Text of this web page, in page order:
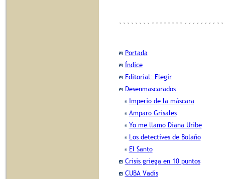
Portada
Índice
Editorial: Elegir
Desenmascarados:
Imperio de la máscara
Amparo Grisales
Yo me llamo Diana Uribe
Los detectives de Bolaño
El Santo
Crisis griega en 10 puntos
CUBA Vadis